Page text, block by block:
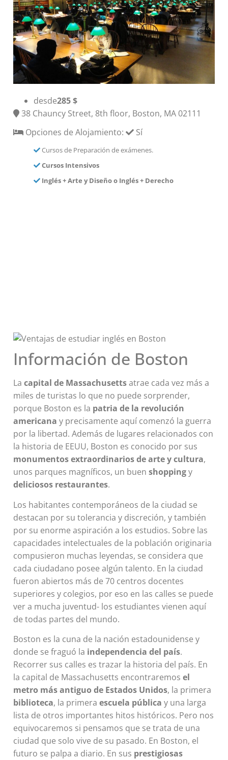
desde285 $
38 Chauncy Street, 8th floor, Boston, MA 02111
Opciones de Alojamiento:
Sí
Cursos de Preparación de exámenes.
Cursos Intensivos
Inglés + Arte y Diseño o Inglés + Derecho
Información de Boston
Lacapital de Massachusettsatrae cada vez más a
miles de turistas lo que no puede sorprender,
porque Boston es la patria de la revolución
americana y precisamente aquí comenzó la guerra
por la libertad. Además de lugares relacionados con
la historia de EEUU, Boston es conocido por sus
monumentos extraordinarios de arte y cultura,
unos parques magníficos, un buenshoppingy
deliciosos restaurantes.
Los habitantes contemporáneos de la ciudad se
destacan por su tolerancia y discreción, y también
por su enorme aspiración a los estudios. Sobre las
capacidades intelectuales de la población originaria
compusieron muchas leyendas, se considera que
cada ciudadano posee algún talento. En la ciudad
fueron abiertos más de 70 centros docentes
superiores y colegios, por eso en las calles se puede
ver a mucha juventud- los estudiantes vienen aquí
de todas partes del mundo.
Boston es la cuna de la nación estadounidense y
donde se fraguó la independencia del país.
Recorrer sus calles es trazar la historia del país. En
la capital de Massachusetts encontraremos el
metro más antiguo de Estados Unidos, la primera
biblioteca, la primeraescuela pública y una larga
lista de otros importantes hitos históricos. Pero nos
equivocaremos si pensamos que se trata de una
ciudad que solo vive de su pasado. En Boston, el
futuro se palpa a diario. En sus prestigiosas